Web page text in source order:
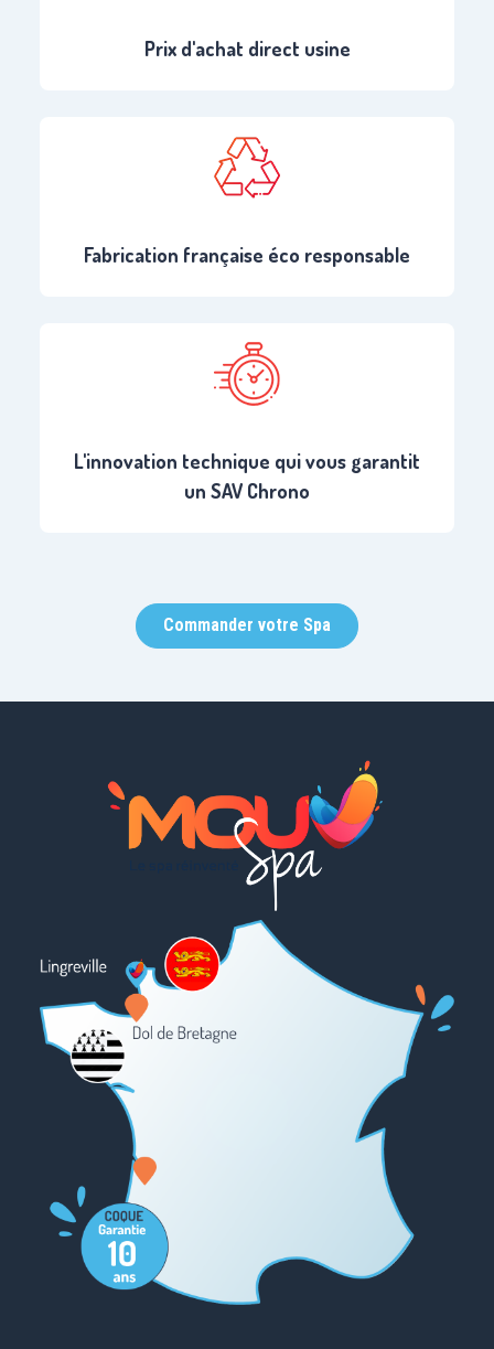
Prix d'achat direct usine
Fabrication française éco responsable
L'innovation technique qui vous garantit
un SAV Chrono
Commander votre Spa